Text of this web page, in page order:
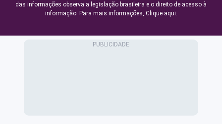
das informações observa a legislação brasileira e o direito de acesso à
informação. Para mais informações, Clique aqui.